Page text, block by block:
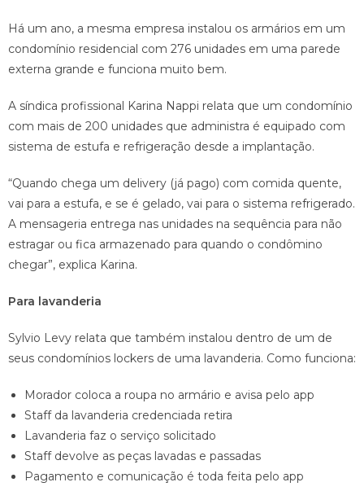
Há um ano, a mesma empresa instalou os armários em um
condomínio residencial com 276 unidades em uma parede
externa grande e funciona muito bem.
A síndica profissional Karina Nappi relata que um condomínio
com mais de 200 unidades que administra é equipado com
sistema de estufa e refrigeração desde a implantação.
“Quando chega um delivery (já pago) com comida quente,
vai para a estufa, e se é gelado, vai para o sistema refrigerado.
A mensageria entrega nas unidades na sequência para não
estragar ou fica armazenado para quando o condômino
chegar”, explica Karina.
Para lavanderia
Sylvio Levy relata que também instalou dentro de um de
seus condomínios lockers de uma lavanderia. Como funciona:
Morador coloca a roupa no armário e avisa pelo app
Staff da lavanderia credenciada retira
Lavanderia faz o serviço solicitado
Staff devolve as peças lavadas e passadas
Pagamento e comunicação é toda feita pelo app